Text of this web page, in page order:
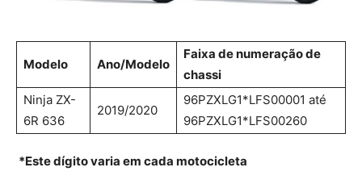
Modelo Ano/Modelo
Faixa de numeração de
chassi
Ninja ZX-
6R 636
2019/2020
96PZXLG1*LFS00001 até
96PZXLG1*LFS00260
*Este dígito varia em cada motocicleta